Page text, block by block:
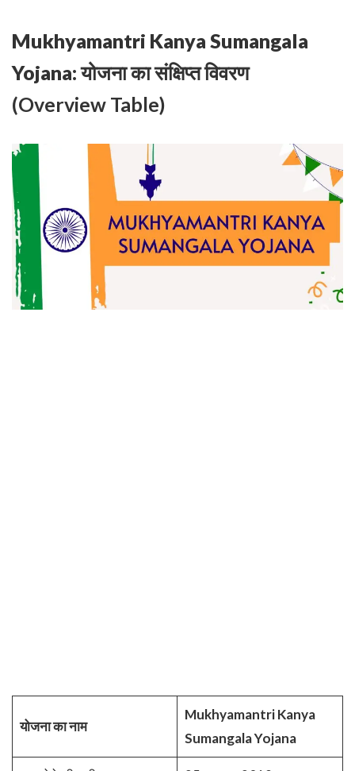
Mukhyamantri Kanya Sumangala
Yojana:योजना का संक्षिप्त विवरण
(Overview Table)
योजना का नाम
Mukhyamantri Kanya
Sumangala Yojana